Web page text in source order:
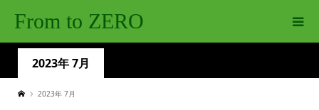
From to ZERO
2023年 7月
2023年 7月